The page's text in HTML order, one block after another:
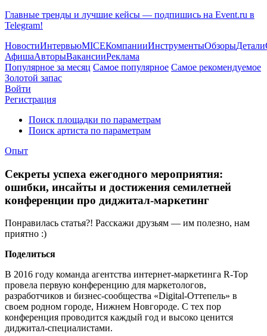
Главные тренды и лучшие кейсы — подпишись на Event.ru в
Telegram!
НовостиИнтервьюMICEКомпанииИнструментыОбзорыДетали
АфишаАвторыВакансииРеклама
Популярное за месяц Самое популярное Самое рекомендуемое
Золотой запас
Войти
Регистрация
Поиск площадки по параметрам
Поиск артиста по параметрам
Опыт
Секреты успеха ежегодного мероприятия:
ошибки, инсайты и достижения семилетней
конференции про диджитал-маркетинг
Понравилась статья?! Расскажи друзьям — им полезно, нам
приятно :)
Поделиться
В 2016 году команда агентства интернет-маркетинга R-Top
провела первую конференцию для маркетологов,
разработчиков и бизнес-сообщества «Digital-Оттепель» в
своем родном городе, Нижнем Новгороде. С тех пор
конференция проводится каждый год и высоко ценится
диджитал-специалистами.